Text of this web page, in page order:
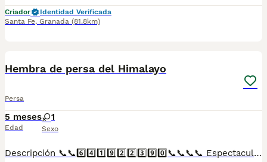
Criador
Identidad Verificada
Santa Fe, Granada (81.8km)
Hembra de persa del Himalayo
Persa
5 meses
Edad
1
Sexo
Descripción 📞📞6️⃣4️⃣1️⃣9️⃣2️⃣2️⃣3️⃣9️⃣0️⃣📞📞📞📞 Espectaculares camadas de perritos de persa del Himalayo nacionales descendientes de las mejores líneas de sangre. Disponibles tanto hembras como machos. Las camadas están bajo supervisión veterinaria desde su nacimiento hasta que son entregadas a su nueva familia. Criados por un equipo de profesionales y mejores personas que, con más de 20 años de experiencia , cuidan a los animales por vocación, aplicando una cría ética y responsable para que cada cachorro se desarrolle con la mejor salud y con un buen temperamento. Todos los cachorritos se entregan con unos dos meses y medio de edad y sus vacunas correspondientes, desparasitados interna y externamente, con certificado de salud, y garantía tanto por enfermedad vírica como congénito genética. Posibilidad de entregar en toda España mediante transporte propio preparado para animales y con chofer privado. Los precios pueden variar según las características y morfología de cada cachorro. Añádenos al whats app o llámanos, y encantados atenderemos todas tus dudas y consultas. Teléfono / Whats app: 641 92 23 90